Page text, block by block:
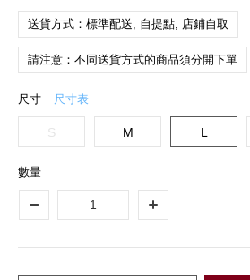
送貨方式：標準配送, 自提點, 店鋪自取
請注意：不同送貨方式的商品須分開下單
尺寸 尺寸表
S M L
數量